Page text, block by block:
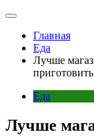
Главная
Еда
Лучше
Еда
Лучше